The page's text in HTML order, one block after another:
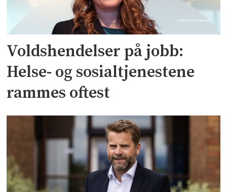
Voldshendelser på jobb:
Helse- og sosialtjenestene
rammes oftest